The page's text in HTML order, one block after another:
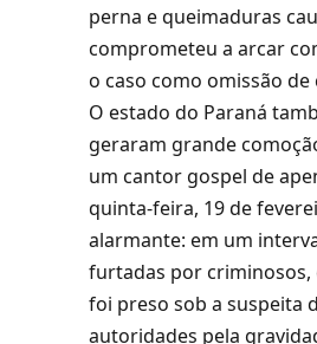
perna e queimaduras
comprometeu a arcar
o caso como omissão
O estado do Paraná
geraram grande
um cantor gospel de
quinta-feira, 19 de
alarmante: em um
furtadas por criminosos,
foi preso sob a suspeita
autoridades pela